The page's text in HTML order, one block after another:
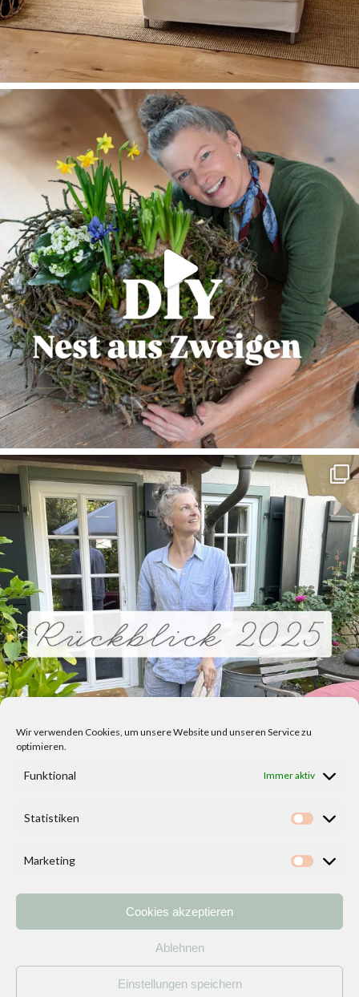
Wir verwenden Cookies, um unsere Website und unseren Service zu
optimieren.
Funktional Immer aktiv
Statistiken
Marketing
Cookies akzeptieren
Ablehnen
Einstellungen speichern
Kontakt
Impressum/ Datenschutzerklärung